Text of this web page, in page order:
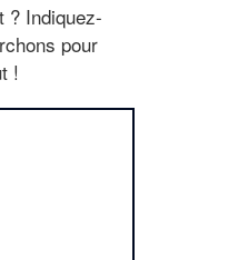
? Indiquez-
pour
!